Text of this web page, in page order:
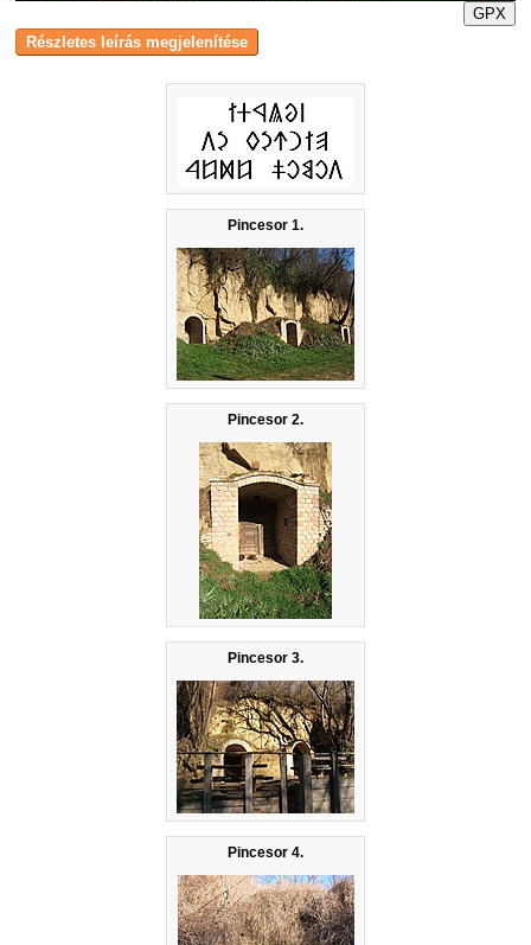
Pincesor 1.
Pincesor 2.
Pincesor 3.
Pincesor 4.
GPX